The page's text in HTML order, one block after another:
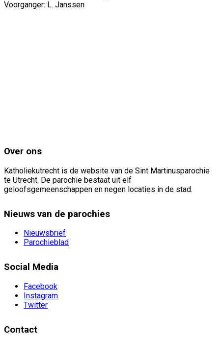
Voorganger: L. Janssen
Over ons
Katholiekutrecht is de website van de Sint Martinusparochie
te Utrecht. De parochie bestaat uit elf
geloofsgemeenschappen en negen locaties in de stad.
Nieuws van de parochies
Nieuwsbrief
Parochieblad
Social Media
Facebook
Instagram
Twitter
Contact